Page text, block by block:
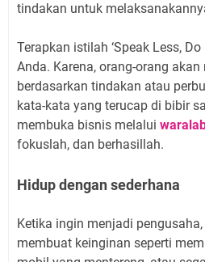
tindakan untuk
Terapkan istilah ‘Speak Less,
Anda. Karena, orang-orang
berdasarkan tindakan atau
kata-kata yang terucap di bibir
membuka bisnis melalui
fokuslah, dan berhasillah.
Hidup dengan sederhana
Ketika ingin menjadi
membuat keinginan seperti